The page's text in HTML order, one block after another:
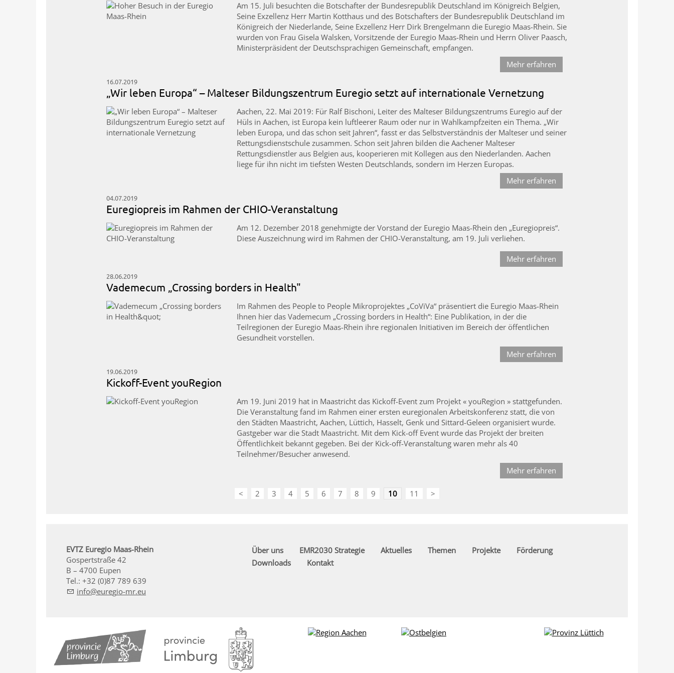
Am 15. Juli besuchten die Botschafter der Bundesrepublik Deutschland im Königreich Belgien,
Seine Exzellenz Herr Martin Kotthaus und des Botschafters der Bundesrepublik Deutschland im
Königreich der Niederlande, Seine Exzellenz Herr Dirk Brengelmann die Euregio Maas-Rhein. Sie
wurden von Frau Gisela Walsken, Vorsitzende der Euregio Maas-Rhein und Herrn Oliver Paasch,
Ministerpräsident der Deutschsprachigen Gemeinschaft, empfangen.
Mehr erfahren
16.07.2019
„Wir leben Europa“ – Malteser Bildungszentrum Euregio setzt auf internationale Vernetzung
Aachen, 22. Mai 2019: Für Ralf Bischoni, Leiter des Malteser Bildungszentrums Euregio auf der
Hüls in Aachen, ist Europa kein luftleerer Raum oder nur in Wahlkampfzeiten ein Thema. „Wir
leben Europa, und das schon seit Jahren“, fasst er das Selbstverständnis der Malteser und seiner
Rettungsdienstschule zusammen. Schon seit Jahren bilden die Aachener Malteser
Rettungsdienstler aus Belgien aus, kooperieren mit Kollegen aus den Niederlanden. Aachen
liege für ihn nicht im tiefsten Westen Deutschlands, sondern im Herzen Europas.
Mehr erfahren
04.07.2019
Euregiopreis im Rahmen der CHIO-Veranstaltung
Am 12. Dezember 2018 genehmigte der Vorstand der Euregio Maas-Rhein den „Euregiopreis“.
Diese Auszeichnung wird im Rahmen der CHIO-Veranstaltung, am 19. Juli verliehen.
Mehr erfahren
28.06.2019
Vademecum „Crossing borders in Health"
Im Rahmen des People to People Mikroprojektes „CoViVa“ präsentiert die Euregio Maas-Rhein
Ihnen hier das Vademecum „Crossing borders in Health“: Eine Publikation, in der die
Teilregionen der Euregio Maas-Rhein ihre regionalen Initiativen im Bereich der öffentlichen
Gesundheit vorstellen.
Mehr erfahren
19.06.2019
Kickoff-Event youRegion
Am 19. Juni 2019 hat in Maastricht das Kickoff-Event zum Projekt « youRegion » stattgefunden.
Die Veranstaltung fand im Rahmen einer ersten euregionalen Arbeitskonferenz statt, die von
den Städten Maastricht, Aachen, Lüttich, Hasselt, Genk und Sittard-Geleen organisiert wurde.
Gastgeber war die Stadt Maastricht. Mit dem Kick-off Event wurde das Projekt der breiten
Öffentlichkeit bekannt gegeben. Bei der Kick-off-Veranstaltung waren mehr als 40
Teilnehmer/Besucher anwesend.
Mehr erfahren
< 2 3 4 5 6 7 8 9 10 11 >
EVTZ Euregio Maas-Rhein
Gospertstraße 42
B – 4700 Eupen
Tel.: +32 (0)87 789 639
nf
r g -mr
Über uns EMR2030 Strategie Aktuelles Themen Projekte
Förderung
Downloads
Kontakt